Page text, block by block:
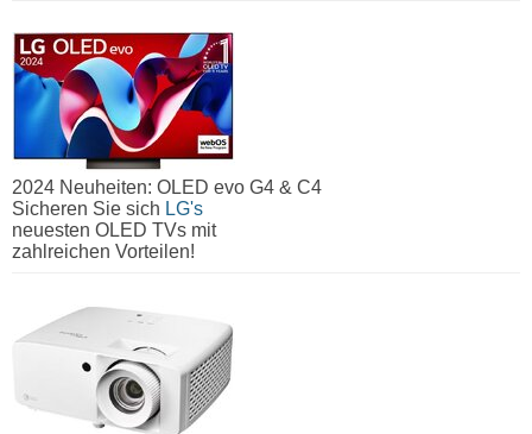
2024 Neuheiten: OLED evo G4 & C4
Sicheren Sie sich LG's
neuesten OLED TVs mit
zahlreichen Vorteilen!